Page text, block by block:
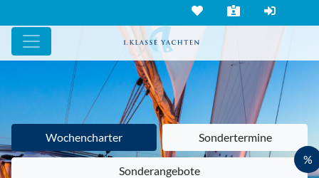
Wochencharter Sondertermine
Sonderangebote
%